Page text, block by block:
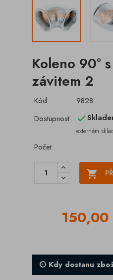
Koleno 90°
závitem 2
Kód
9828
Dostupnost

externém
Počet

150,00
Kdy dostanu